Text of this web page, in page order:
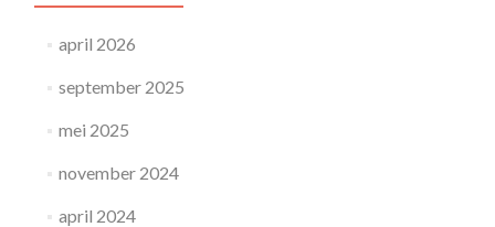
april 2026
september 2025
mei 2025
november 2024
april 2024